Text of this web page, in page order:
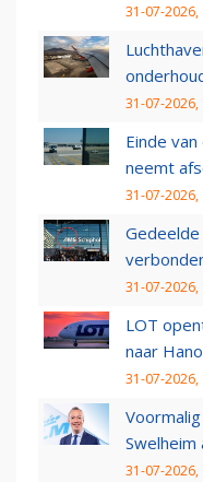
31-07-2026,
31-07-2026,
Einde
neemt
31-07-2026,
31-07-2026,
LOT
naar
31-07-2026,
Swelheim
31-07-2026,